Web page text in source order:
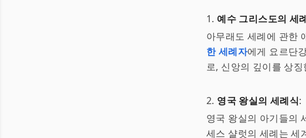
1. 예수 그리스도의 세
아무래도 세례에 관한
한 세례자에게 요르단
로, 신앙의 깊이를 상
2. 영국 왕실의 세례식:
영국 왕실의 아기들의
세스 샬럿의 세례는 세